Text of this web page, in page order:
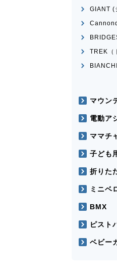
GIANT (
TREK（
マウン
電動ア
ママチ
子ども
折りた
ミニベ
BMX
ピスト
ベビー